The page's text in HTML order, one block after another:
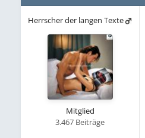
Herrscher der langen Texte
Mitglied
3.467 Beiträge